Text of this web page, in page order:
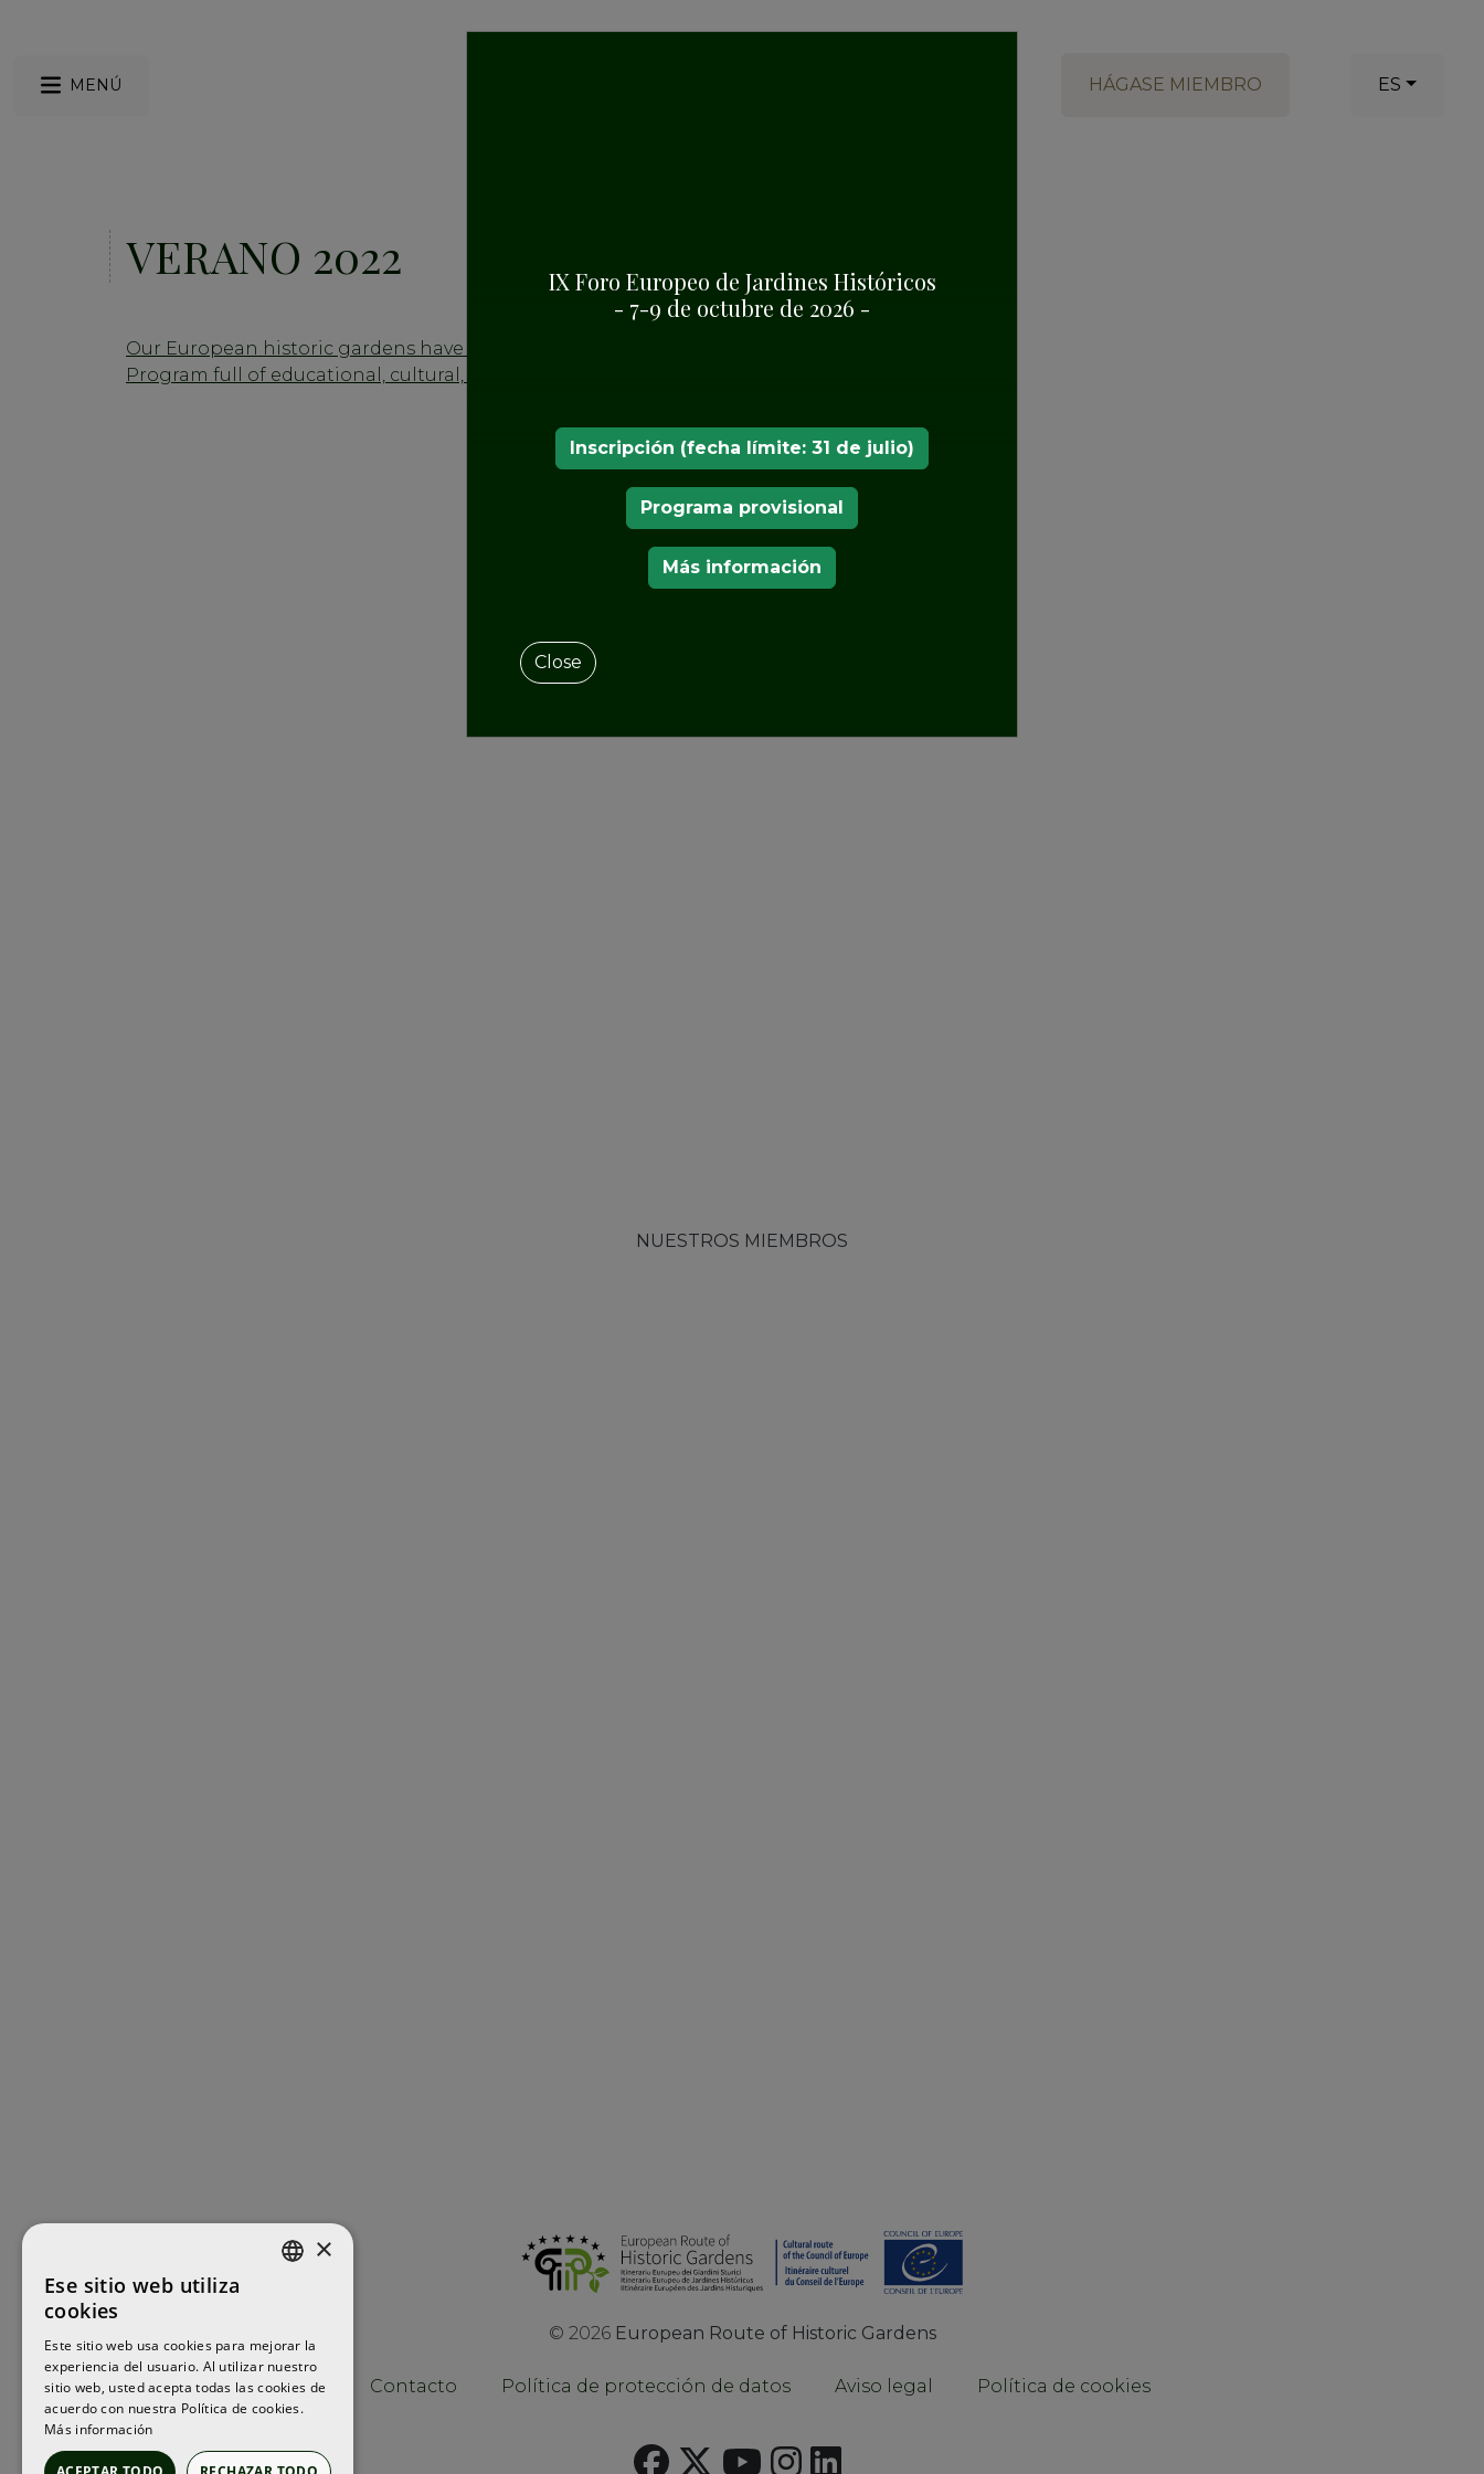
HÁGASE MIEMBRO
MENÚ ES
VERANO 2022
Our European historic gardens have prepared a Summer
Program full of educational, cultural, and artistic activities
NUESTROS MIEMBROS
© 2026 European Route of Historic Gardens
Contacto Política de protección de datos Aviso legal Política de cookies
IX Foro Europeo de Jardines Históricos
- 7-9 de octubre de 2026 -
Inscripción (fecha límite: 31 de julio)
Programa provisional
Más información
Close
SPANISH
×
Ese sitio web utiliza
cookies
Este sitio web usa cookies para mejorar la
experiencia del usuario. Al utilizar nuestro
sitio web, usted acepta todas las cookies de
acuerdo con nuestra Política de cookies.
Más información